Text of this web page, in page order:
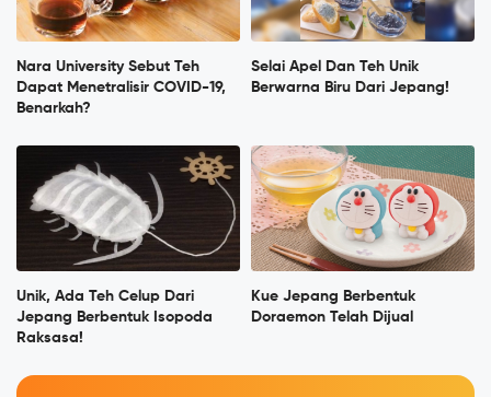
Nara University Sebut Teh
Dapat Menetralisir COVID-19,
Benarkah?
Selai Apel Dan Teh Unik
Berwarna Biru Dari Jepang!
Unik, Ada Teh Celup Dari
Jepang Berbentuk Isopoda
Raksasa!
Kue Jepang Berbentuk
Doraemon Telah Dijual